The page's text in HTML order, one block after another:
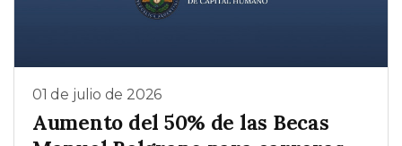
01 de julio de 2026
Aumento del 50% de las Becas